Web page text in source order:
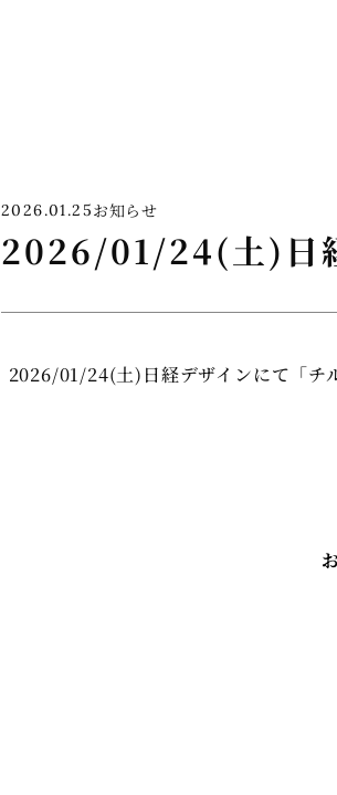
2026.01.25お知らせ
2026/01/24(土)日
2026/01/24(土)日経デザインにて「チ